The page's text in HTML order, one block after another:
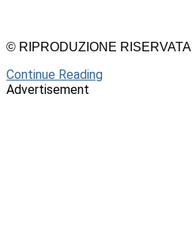
© RIPRODUZIONE RISERVATA
Continue Reading
Advertisement